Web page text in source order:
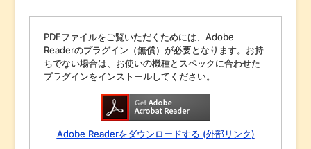
PDFファイルをご覧いただくためには、Adobe
Readerのプラグイン（無償）が必要となります。お持
ちでない場合は、お使いの機種とスペックに合わせた
プラグインをインストールしてください。
Adobe Readerをダウンロードする (外部リンク)